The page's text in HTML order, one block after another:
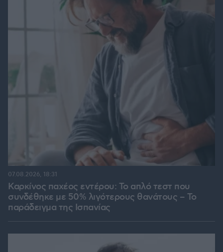
Καρκίνος παχέος εντέρου: Το απλό τεστ που
συνδέθηκε με 50% λιγότερους θανάτους – Το
παράδειγμα της Ισπανίας
07.08.2026, 18:31